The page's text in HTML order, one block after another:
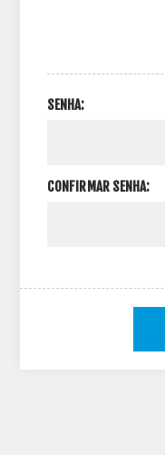
SENHA:
CONFIRMAR SENHA: